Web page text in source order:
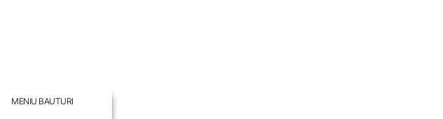
MENIU BAUTURI